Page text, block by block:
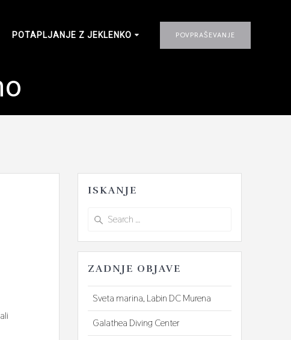
POTAPLJANJE Z JEKLENKO POVPRAŠEVANJE
ISKANJE
Search
ZADNJE OBJAVE
Sveta marina, Labin DC Murena
Galathea Diving Center